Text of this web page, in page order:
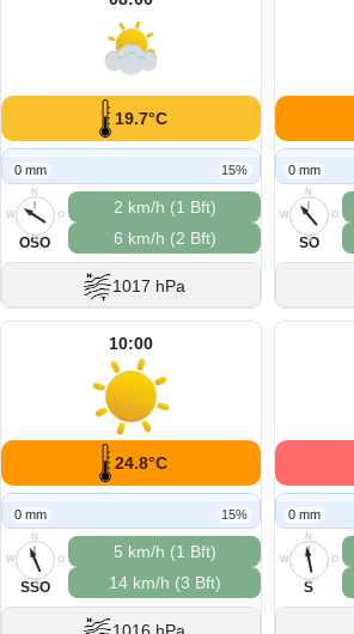
19.7°C
0 mm 15%
N
O
S
W
OSO
2 km/h (1 Bft)
6 km/h (2 Bft)
1017 hPa
0 mm
N
O
S
W
SO
10:00
24.8°C
0 mm 15%
N
O
S
W
SSO
5 km/h (1 Bft)
14 km/h (3 Bft)
0 mm
N
O
S
W
S